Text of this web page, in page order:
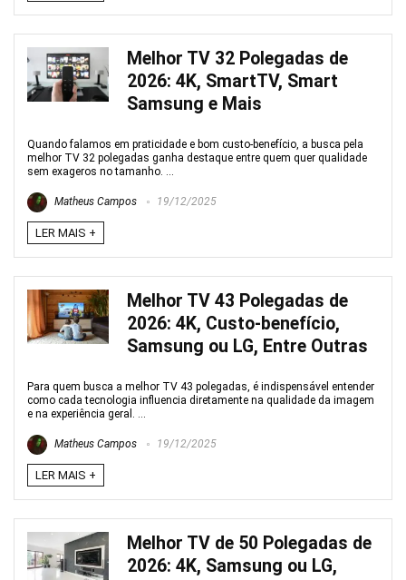
Melhor TV 32 Polegadas de
2026: 4K, SmartTV, Smart
Samsung e Mais
Quando falamos em praticidade e bom custo-benefício, a busca pela
melhor TV 32 polegadas ganha destaque entre quem quer qualidade
sem exageros no tamanho. ...
Matheus Campos 19/12/2025
LER MAIS +
Melhor TV 43 Polegadas de
2026: 4K, Custo-benefício,
Samsung ou LG, Entre Outras
Para quem busca a melhor TV 43 polegadas, é indispensável entender
como cada tecnologia influencia diretamente na qualidade da imagem
e na experiência geral. ...
Matheus Campos 19/12/2025
LER MAIS +
Melhor TV de 50 Polegadas de
2026: 4K, Samsung ou LG,